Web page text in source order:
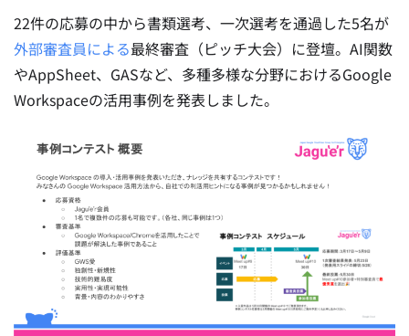
22件の応募の中から書類選考、一次選考を通過した5名が
外部審査員による最終審査（ピッチ大会）に登壇。AI関数
やAppSheet、GASなど、多種多様な分野におけるGoogle
Workspaceの活用事例を発表しました。